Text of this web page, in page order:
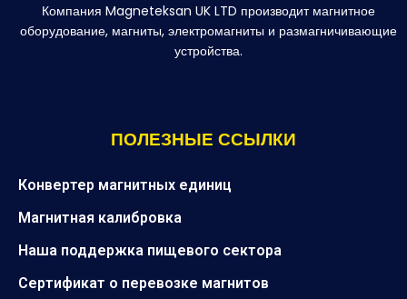
Компания Magneteksan UK LTD производит магнитное
оборудование, магниты, электромагниты и размагничивающие
устройства.
ПОЛЕЗНЫЕ ССЫЛКИ
Конвертер магнитных единиц
Магнитная калибровка
Наша поддержка пищевого сектора
Сертификат о перевозке магнитов